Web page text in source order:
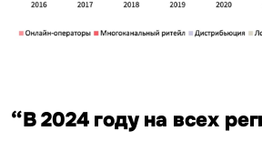
“В 2024 году на всех